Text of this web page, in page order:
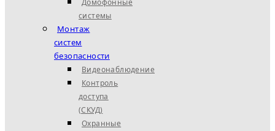
Домофонные
системы
Монтаж
систем
безопасности
Видеонаблюдение
Контроль
доступа
(СКУД)
Охранные